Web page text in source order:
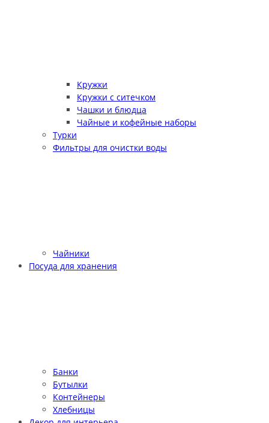
Кружки
Кружки с ситечком
Чашки и блюдца
Чайные и кофейные наборы
Турки
Фильтры для очистки воды
Чайники
Посуда для хранения
Банки
Бутылки
Контейнеры
Хлебницы